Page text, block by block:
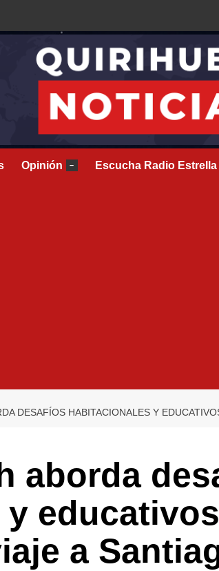
Opinión – Escucha Radio Estrella
DESAFÍOS HABITACIONALES Y
aborda
a